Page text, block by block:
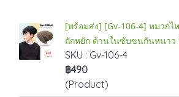
[พร้อมส่ง] [Gv-106-4] หมวก
ถักหยัก ด้านในซับขนกันหนาว
SKU : Gv-106-4
฿490
(Product)